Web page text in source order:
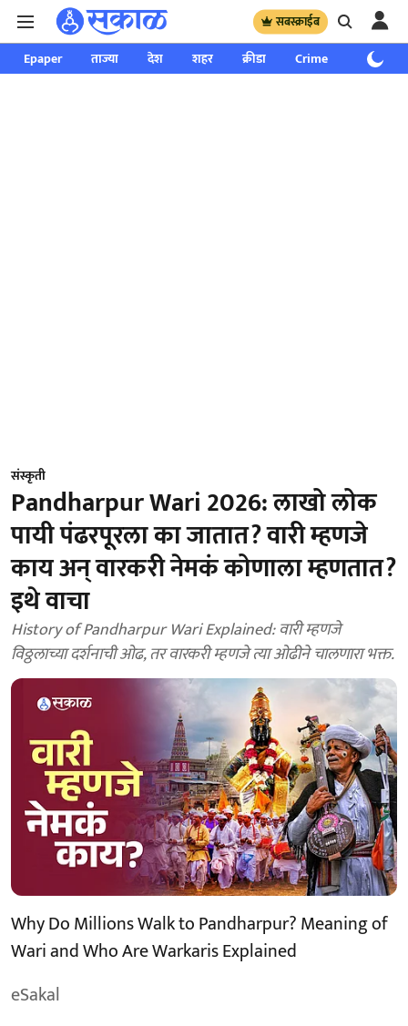
सबस्क्राईब
Epaper ताज्या देश शहर क्रीडा Crime साप्ताहिक
संस्कृती
Pandharpur Wari 2026: लाखो लोक
पायी पंढरपूरला का जातात? वारी म्हणजे
काय अन् वारकरी नेमकं कोणाला म्हणतात?
इथे वाचा
History of Pandharpur Wari Explained: वारी म्हणजे
विठ्ठलाच्या दर्शनाची ओढ, तर वारकरी म्हणजे त्या ओढीने चालणारा भक्त.
Why Do Millions Walk to Pandharpur? Meaning of
Wari and Who Are Warkaris Explained
eSakal